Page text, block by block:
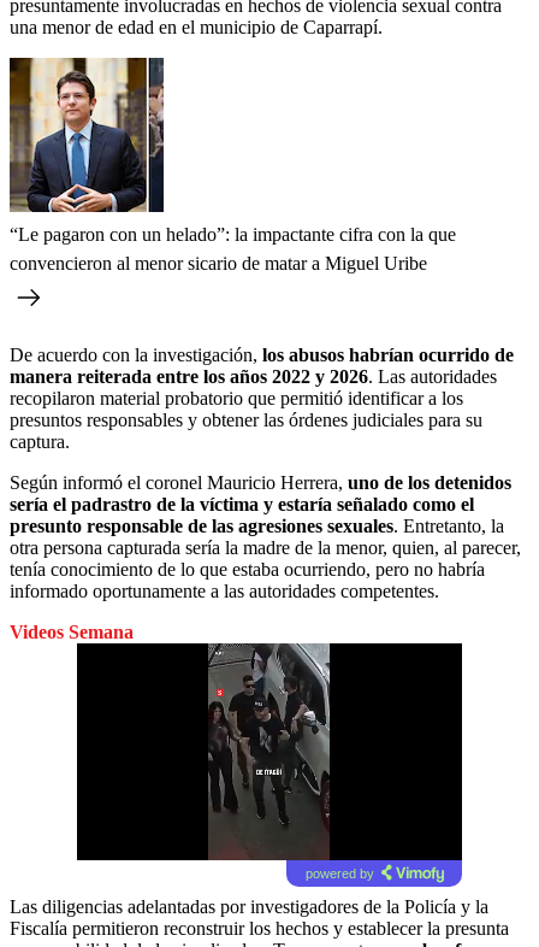
presuntamente involucradas en hechos de violencia sexual contra
una menor de edad en el municipio de Caparrapí.
“Le pagaron con un helado”: la impactante cifra con la que
convencieron al menor sicario de matar a Miguel Uribe
De acuerdo con la investigación, los abusos habrían ocurrido de
manera reiterada entre los años 2022 y 2026. Las autoridades
recopilaron material probatorio que permitió identificar a los
presuntos responsables y obtener las órdenes judiciales para su
captura.
Según informó el coronel Mauricio Herrera, uno de los detenidos
sería el padrastro de la víctima y estaría señalado como el
presunto responsable de las agresiones sexuales. Entretanto, la
otra persona capturada sería la madre de la menor, quien, al parecer,
tenía conocimiento de lo que estaba ocurriendo, pero no habría
informado oportunamente a las autoridades competentes.
Videos Semana
powered by
Las diligencias adelantadas por investigadores de la Policía y la
Fiscalía permitieron reconstruir los hechos y establecer la presunta